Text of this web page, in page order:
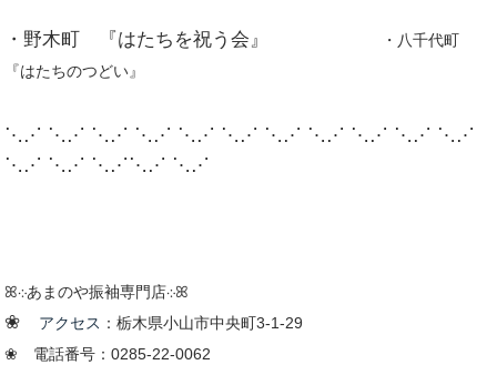
・野木町 『はたちを祝う会』
・八千代町
『はたちのつどい』
⋱⋰ ⋱⋰ ⋱⋰ ⋱⋰ ⋱⋰ ⋱⋰ ⋱⋰ ⋱⋰ ⋱⋰ ⋱⋰ ⋱⋰
⋱⋰ ⋱⋰ ⋱⋰⋱⋰ ⋱⋰
ꕤ܀あまのや振袖専門店܀ꕤ
❀ アクセス ：栃木県小山市中央町3-1-29
❀ 電話番号：0285-22-0062